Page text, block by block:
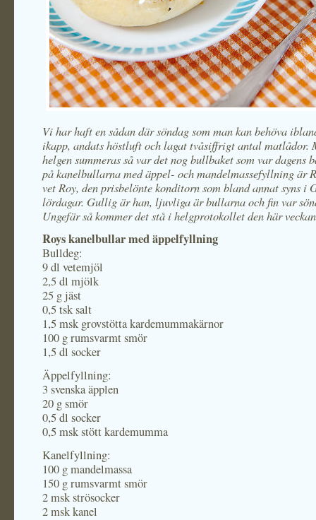
Vi har haft en sådan där söndag som man kan behöva
ikapp, andats höstluft och lagat tvåsiffrigt antal matlådor.
helgen summeras så var det nog bullbaket som var dagens
på kanelbullarna med äppel- och mandelmassefyllning är
vet Roy, den prisbelönte konditorn som bland annat syns i
lördagar. Gullig är han, ljuvliga är bullarna och fin var
Ungefär så kommer det stå i helgprotokollet den här
Roys kanelbullar med äppelfyllning
Bulldeg:
9 dl vetemjöl
2,5 dl mjölk
25 g jäst
0,5 tsk salt
1,5 msk grovstötta kardemummakärnor
100 g rumsvarmt smör
1,5 dl socker
Äppelfyllning:
3 svenska äpplen
20 g smör
0,5 dl socker
0,5 msk stött kardemumma
Kanelfyllning:
100 g mandelmassa
150 g rumsvarmt smör
2 msk strösocker
2 msk kanel